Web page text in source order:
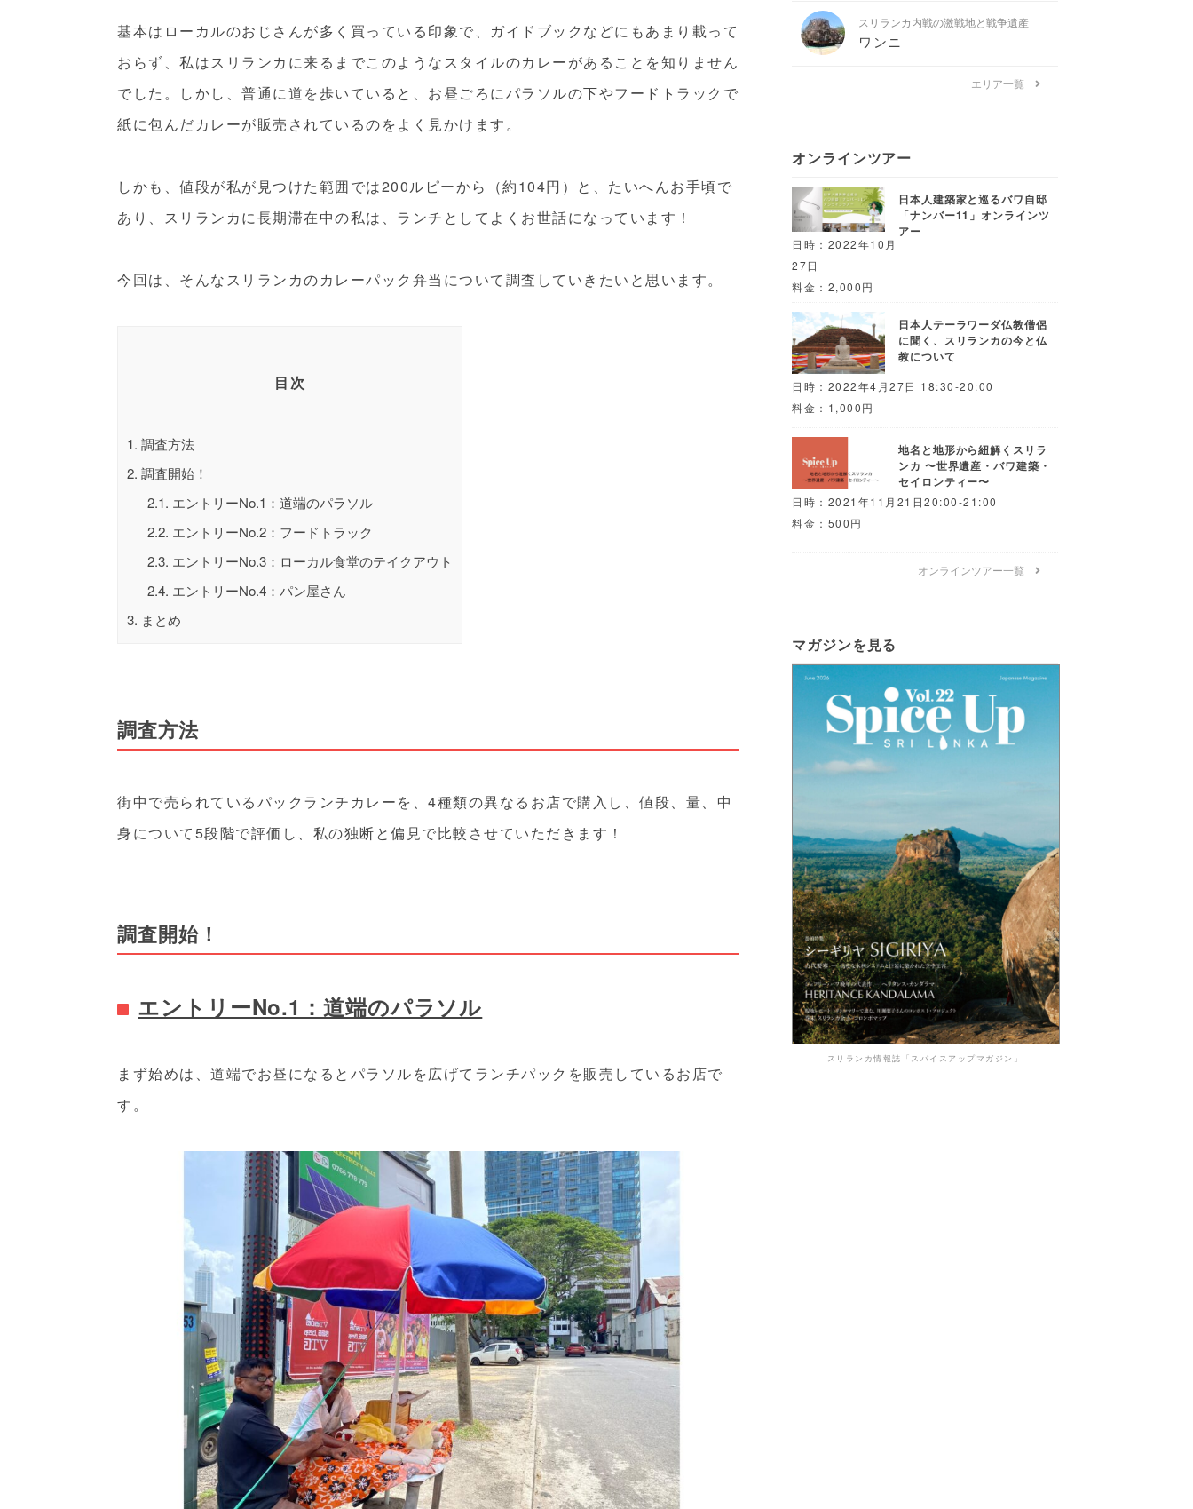
基本はローカルのおじさんが多く買っている印象で、ガイドブックなどにもあまり載って
おらず、私はスリランカに来るまでこのようなスタイルのカレーがあることを知りません
でした。しかし、普通に道を歩いていると、お昼ごろにパラソルの下やフードトラックで
紙に包んだカレーが販売されているのをよく見かけます。
しかも、値段が私が見つけた範囲では200ルピーから（約104円）と、たいへんお手頃で
あり、スリランカに長期滞在中の私は、ランチとしてよくお世話になっています！
今回は、そんなスリランカのカレーパック弁当について調査していきたいと思います。
目次
1. 調査方法
2. 調査開始！
2.1. エントリーNo.1：道端のパラソル
2.2. エントリーNo.2：フードトラック
2.3. エントリーNo.3：ローカル食堂のテイクアウト
2.4. エントリーNo.4：パン屋さん
3. まとめ
調査方法
街中で売られているパックランチカレーを、4種類の異なるお店で購入し、値段、量、中
身について5段階で評価し、私の独断と偏見で比較させていただきます！
調査開始！
エントリーNo.1：道端のパラソル
まず始めは、道端でお昼になるとパラソルを広げてランチパックを販売しているお店で
す。
スリランカ内戦の激戦地と戦争遺産
ワンニ
エリア一覧
オンラインツアー
日本人建築家と巡るバワ自邸
「ナンバー11」オンラインツ
アー
日時：2022年10月
27日
料金：2,000円
日本人テーラワーダ仏教僧侶
に聞く、スリランカの今と仏
教について
日時：2022年4月27日 18:30-20:00
料金：1,000円
地名と地形から紐解くスリラ
ンカ 〜世界遺産・バワ建築・
セイロンティー〜
日時：2021年11月21日20:00-21:00
料金：500円
オンラインツアー一覧
マガジンを見る
スリランカ情報誌「スパイスアップマガジン」